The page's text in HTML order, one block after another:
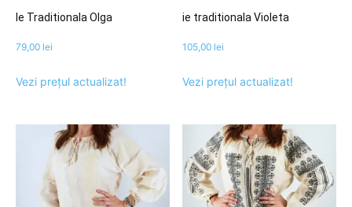
Ie Traditionala Olga
79,00 lei
Vezi prețul actualizat!
ie traditionala Violeta
105,00 lei
Vezi prețul actualizat!